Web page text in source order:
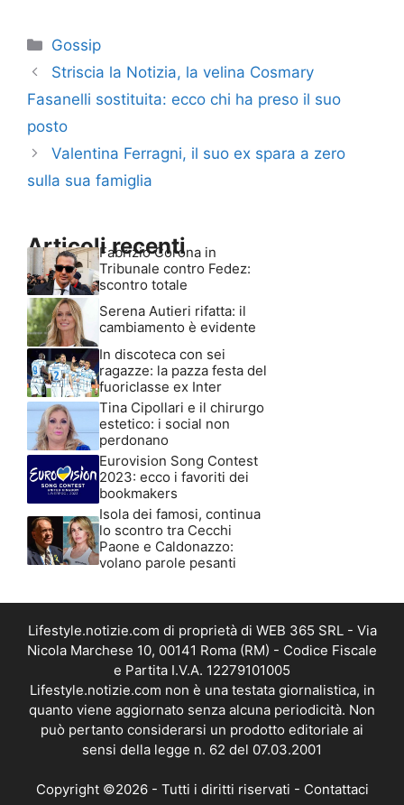
Categorie
Gossip
Striscia la Notizia, la velina Cosmary
Fasanelli sostituita: ecco chi ha preso il suo
posto
Valentina Ferragni, il suo ex spara a zero
sulla sua famiglia
Articoli recenti
Fabrizio Corona in
Tribunale contro Fedez:
scontro totale
Serena Autieri rifatta: il
cambiamento è evidente
In discoteca con sei
ragazze: la pazza festa del
fuoriclasse ex Inter
Tina Cipollari e il chirurgo
estetico: i social non
perdonano
Eurovision Song Contest
2023: ecco i favoriti dei
bookmakers
Isola dei famosi, continua
lo scontro tra Cecchi
Paone e Caldonazzo:
volano parole pesanti
Lifestyle.notizie.com di proprietà di WEB 365 SRL - Via
Nicola Marchese 10, 00141 Roma (RM) - Codice Fiscale
e Partita I.V.A. 12279101005
Lifestyle.notizie.com non è una testata giornalistica, in
quanto viene aggiornato senza alcuna periodicità. Non
può pertanto considerarsi un prodotto editoriale ai
sensi della legge n. 62 del 07.03.2001
Copyright ©2026 - Tutti i diritti riservati - Contattaci